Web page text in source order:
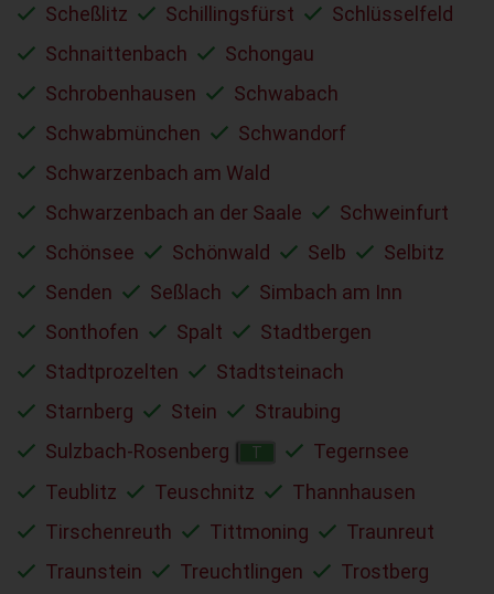
Scheßlitz
Schillingsfürst
Schlüsselfeld
Schnaittenbach
Schongau
Schrobenhausen
Schwabach
Schwabmünchen
Schwandorf
Schwarzenbach am Wald
Schwarzenbach an der Saale
Schweinfurt
Schönsee
Schönwald Selb
Selbitz
Senden
Seßlach
Simbach am Inn
Sonthofen
Spalt
Stadtbergen
Stadtprozelten
Stadtsteinach
Starnberg
Stein
Straubing
Sulzbach-Rosenberg
T
Tegernsee
Teublitz
Teuschnitz
Thannhausen
Tirschenreuth
Tittmoning
Traunreut
Traunstein
Treuchtlingen
Trostberg